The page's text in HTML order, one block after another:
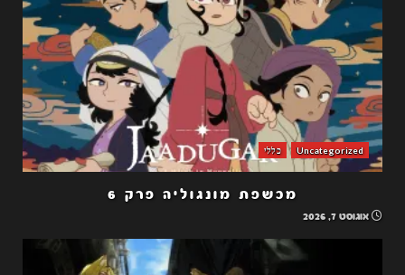
Uncategorized כללי
מכשפת מונגוליה פרק 6
אוגוסט 7, 2026